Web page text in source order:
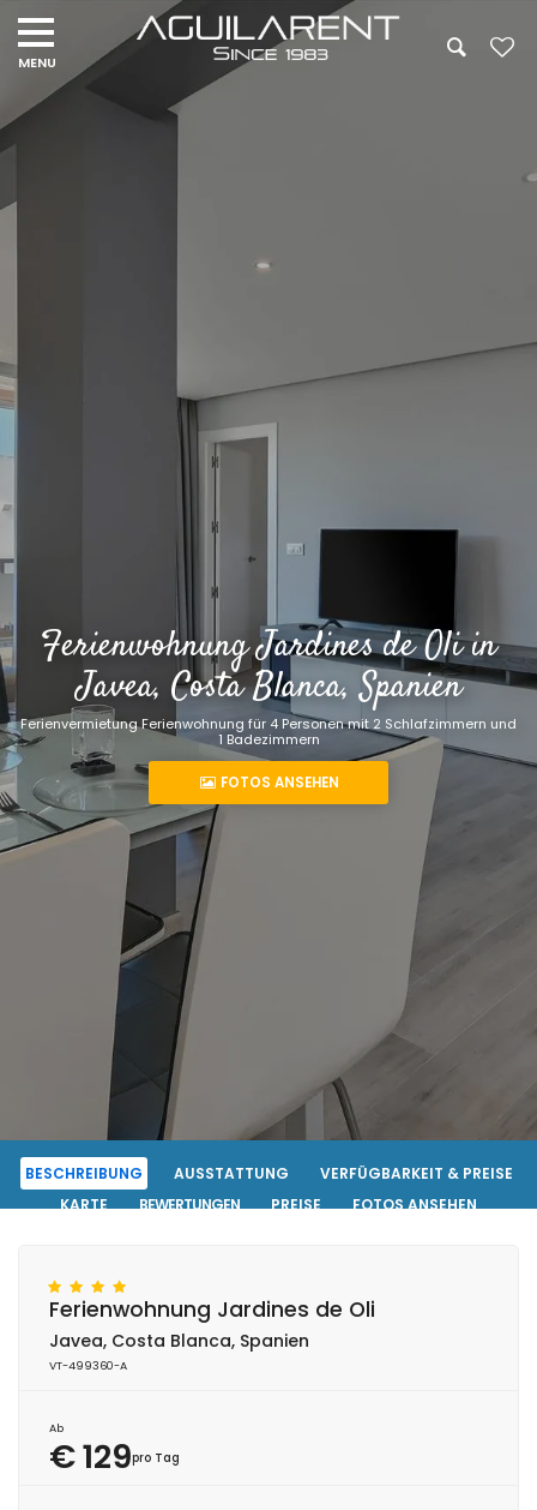
Ferienwohnung Jardines de Oli in
Javea, Costa Blanca, Spanien
Ferienvermietung Ferienwohnung für 4 Personen mit 2 Schlafzimmern und
1 Badezimmern
FOTOS ANSEHEN
BESCHREIBUNG AUSSTATTUNG
VERFÜGBARKEIT & PREISE
KARTE
BEWERTUNGEN PREISE
FOTOS ANSEHEN
Ferienwohnung Jardines de Oli
Javea, Costa Blanca, Spanien
VT-499360-A
Ab
€ 129pro Tag